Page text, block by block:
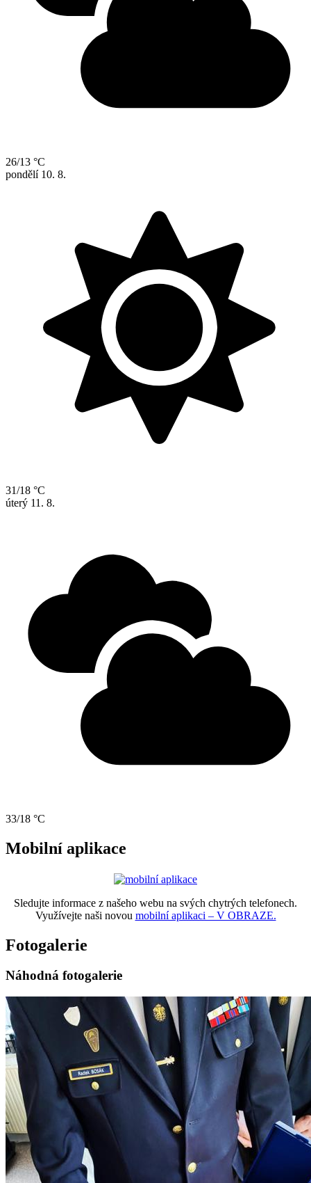
26/13 °C
pondělí 10. 8.
31/18 °C
úterý 11. 8.
33/18 °C
Mobilní aplikace
Sledujte informace z našeho webu na svých chytrých telefonech.
Využívejte naši novou mobilní aplikaci – V OBRAZE.
Fotogalerie
Náhodná fotogalerie